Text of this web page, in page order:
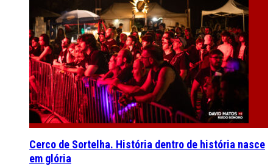
Cerco de Sortelha. História dentro de história nasce
em glória